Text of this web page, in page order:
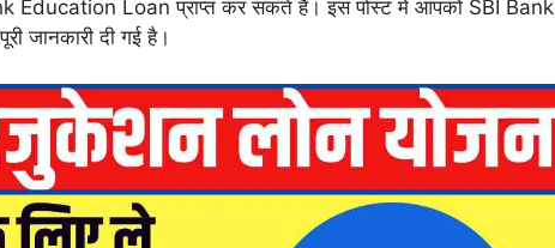
Education Loan प्राप्त कर सकते हैं। इस पोस्ट में आपको SBI Bank
जानकारी दी गई है।